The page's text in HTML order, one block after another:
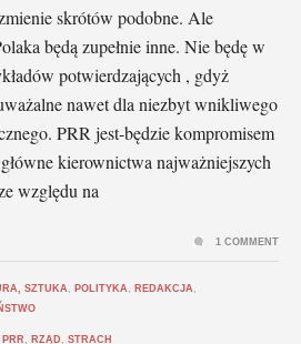
skrótów podobne. Ale
będą zupełnie inne. Nie będę w
potwierdzających , gdyż
nawet dla niezbyt wnikliwego
PRR jest-będzie kompromisem
kierownictwa najważniejszych
względu na
SZTUKA POLITYKA REDAKCJA
PRR RZĄD STRACH
1 COMMENT